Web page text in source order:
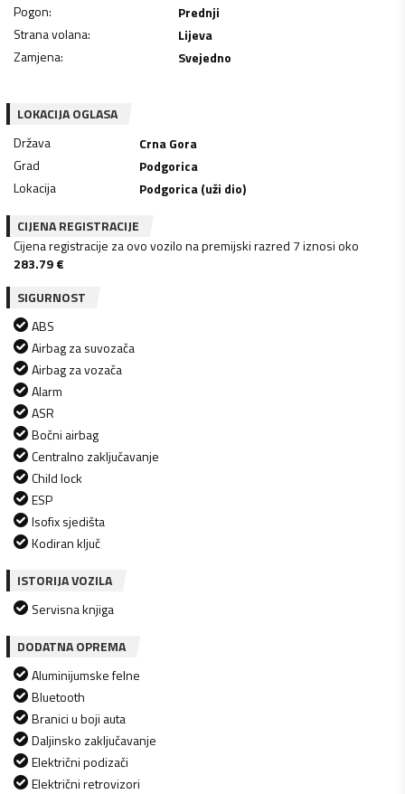
Pogon:
Prednji
Strana volana:
Lijeva
Zamjena: Svejedno
LOKACIJA OGLASA
Država
Crna Gora
Grad
Podgorica
Lokacija
Podgorica (uži dio)
CIJENA REGISTRACIJE
Cijena registracije za ovo vozilo na premijski razred 7 iznosi oko
283.79€
SIGURNOST
ABS
Airbag za suvozača
Airbag za vozača
Alarm
ASR
Bočni airbag
Centralno zaključavanje
Child lock
ESP
Isofix sjedišta
Kodiran ključ
ISTORIJA VOZILA
Servisna knjiga
DODATNA OPREMA
Aluminijumske felne
Bluetooth
Branici u boji auta
Daljinsko zaključavanje
Električni podizači
Električni retrovizori